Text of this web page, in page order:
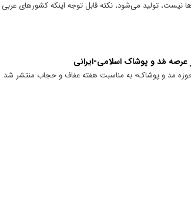
نیست، تولید می‌شود، نکته قابل توجه اینکه کشور‌های
مُد و پوشاک اسلامی-ایرانی
حوزه مد و پوشاک» به مناسبت هفته عفاف و حجاب منتشر شد.